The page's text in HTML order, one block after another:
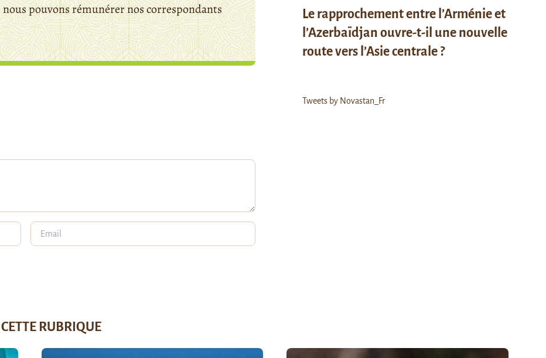
pouvons rémunérer nos correspondants
Le rapprochement entre l’Arménie et
l’Azerbaïdjan ouvre-t-il une nouvelle
route vers l’Asie centrale ?
Tweets by Novastan_Fr
RUBRIQUE